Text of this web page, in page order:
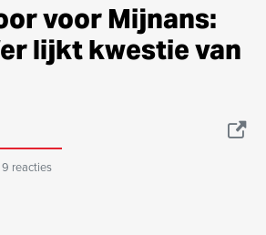
voor Mijnans:
lijkt kwestie van
9 reacties